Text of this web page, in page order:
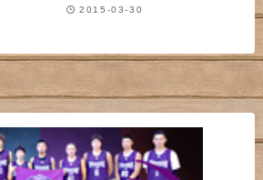
2015-03-30